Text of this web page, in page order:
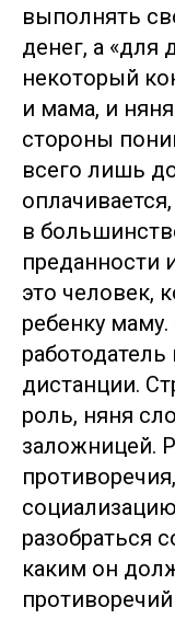
выполнять
денег, а «для
некоторый
и мама, и
стороны
всего лишь
в
преданности
это человек,
ребенку
дистанции.
роль, няня
заложницей.
разобраться
каким он